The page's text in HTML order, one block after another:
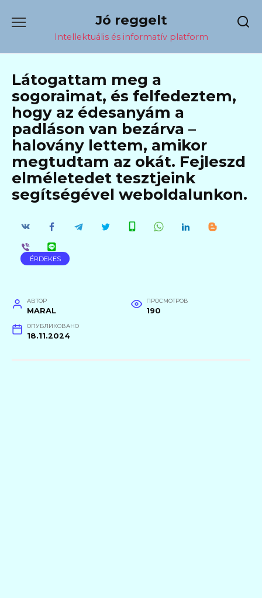
содержанию
Jó reggelt
Intellektuális és informatív platform
Látogattam meg a
sogoraimat, és felfedeztem,
hogy az édesanyám a
padláson van bezárva –
halovány lettem, amikor
megtudtam az okát. Fejleszd
elméletedet tesztjeink
segítségével weboldalunkon.
ÉRDEKES
АВТОР
MARAL
ПРОСМОТРОВ
190
ОПУБЛИКОВАНО
18.11.2024